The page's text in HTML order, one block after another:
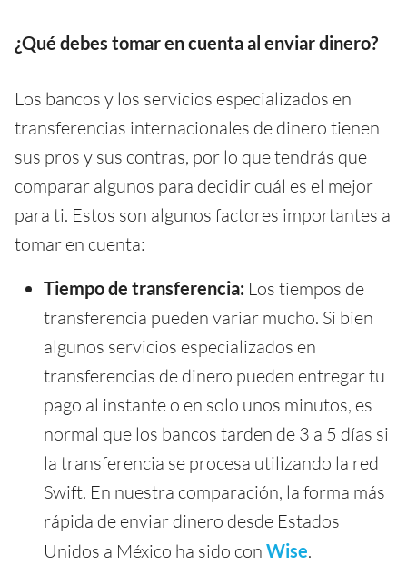
¿Qué debes tomar en cuenta al enviar dinero?
Los bancos y los servicios especializados en
transferencias internacionales de dinero tienen
sus pros y sus contras, por lo que tendrás que
comparar algunos para decidir cuál es el mejor
para ti. Estos son algunos factores importantes a
tomar en cuenta:
Tiempo de transferencia: Los tiempos de
transferencia pueden variar mucho. Si bien
algunos servicios especializados en
transferencias de dinero pueden entregar tu
pago al instante o en solo unos minutos, es
normal que los bancos tarden de 3 a 5 días si
la transferencia se procesa utilizando la red
Swift. En nuestra comparación, la forma más
rápida de enviar dinero desde Estados
Unidos a México ha sido con Wise.